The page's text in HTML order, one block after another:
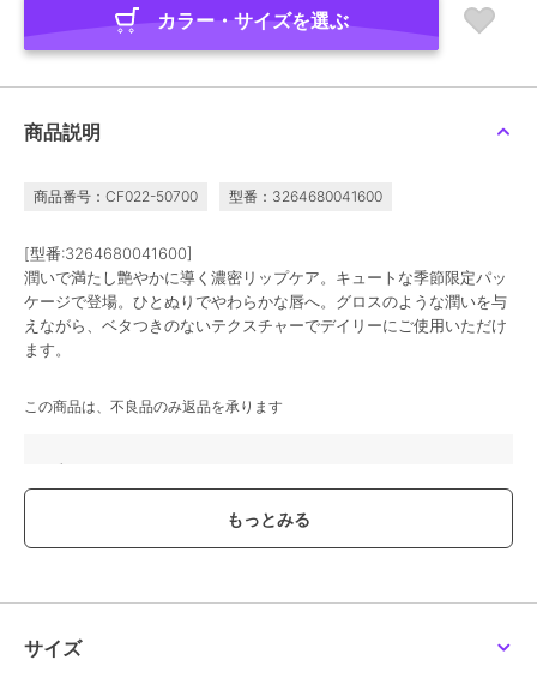
カラー・サイズを選ぶ
商品説明
商品番号：CF022-50700 型番：3264680041600
[型番:3264680041600]
潤いで満たし艶やかに導く濃密リップケア。キュートな季節限定パッ
ケージで登場。ひとぬりでやわらかな唇へ。グロスのような潤いを与
えながら、ベタつきのないテクスチャーでデイリーにご使用いただけ
ます。
この商品は、不良品のみ返品を承ります
ブランド
性別タイプ
レディース
サイズ